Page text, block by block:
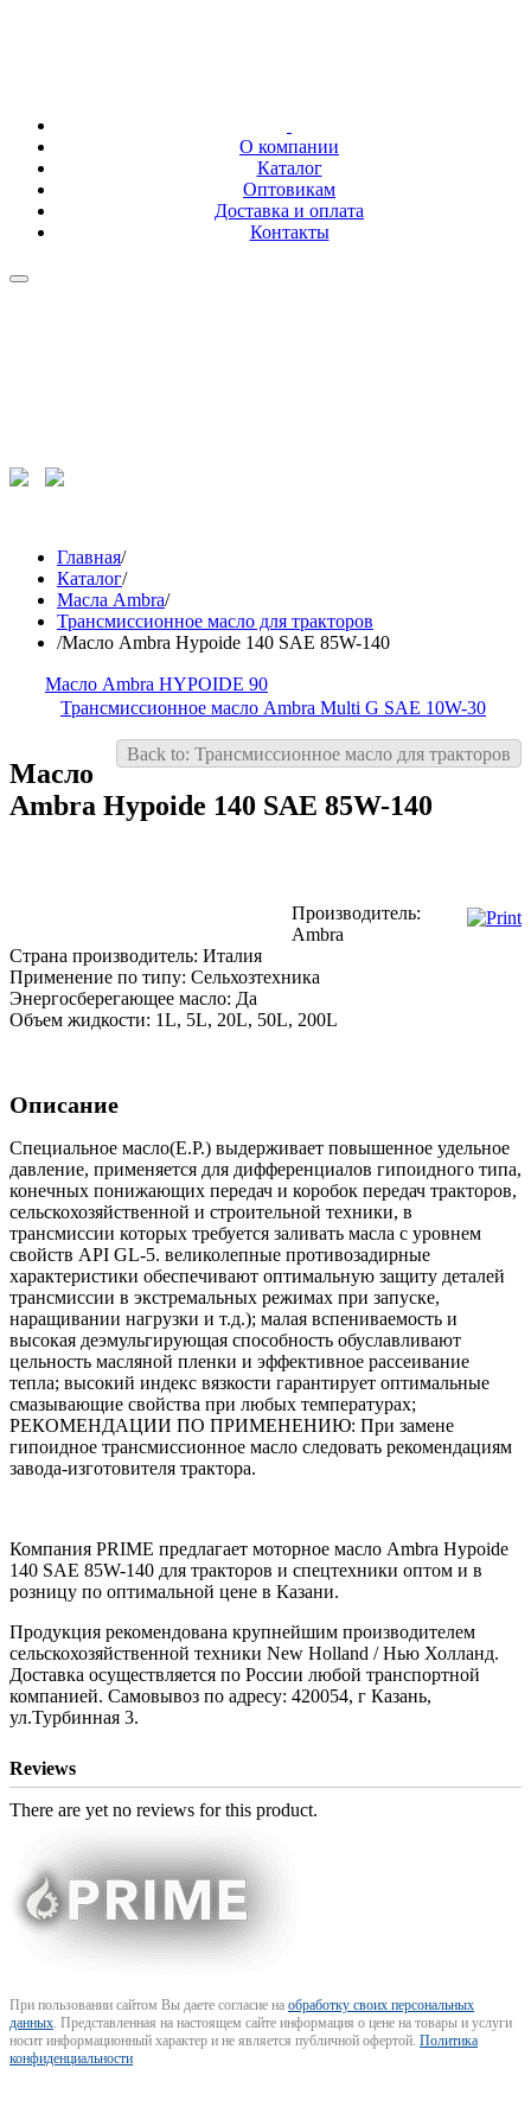
О компании
Каталог
Оптовикам
Доставка и оплата
Контакты
Главная/
Каталог/
Масла Ambra/
Трансмиссионное масло для тракторов
/Масло Ambra Hypoide 140 SAE 85W-140
Масло Ambra HYPOIDE 90
Трансмиссионное масло Ambra Multi G SAE 10W-30
Back to: Трансмиссионное масло для тракторов
Масло
Ambra Hypoide 140 SAE 85W-140
Производитель:
Ambra
Страна производитель: Италия
Применение по типу: Сельхозтехника
Энергосберегающее масло: Да
Объем жидкости: 1L, 5L, 20L, 50L, 200L
Описание
Специальное масло(E.P.) выдерживает повышенное удельное
давление, применяется для дифференциалов гипоидного типа,
конечных понижающих передач и коробок передач тракторов,
сельскохозяйственной и строительной техники, в
трансмиссии которых требуется заливать масла с уровнем
свойств API GL-5. великолепные противозадирные
характеристики обеспечивают оптимальную защиту деталей
трансмиссии в экстремальных режимах при запуске,
наращивании нагрузки и т.д.); малая вспениваемость и
высокая деэмульгирующая способность обуславливают
цельность масляной пленки и эффективное рассеивание
тепла; высокий индекс вязкости гарантирует оптимальные
смазывающие свойства при любых температурах;
РЕКОМЕНДАЦИИ ПО ПРИМЕНЕНИЮ: При замене
гипоидное трансмиссионное масло следовать рекомендациям
завода-изготовителя трактора.
Компания PRIME предлагает моторное масло Ambra Hypoide
140 SAE 85W-140 для тракторов и спецтехники оптом и в
розницу по оптимальной цене в Казани.
Продукция рекомендована крупнейшим производителем
сельскохозяйственной техники New Holland / Нью Холланд.
Доставка осуществляется по России любой транспортной
компанией. Самовывоз по адресу: 420054, г Казань,
ул.Турбинная 3.
Reviews
There are yet no reviews for this product.
При пользовании сайтом Вы даете согласие на обработку своих персональных
данных . Представленная на настоящем сайте информация о цене на товары и услуги
носит информационный характер и не является публичной офертой. Политика
конфиденциальности